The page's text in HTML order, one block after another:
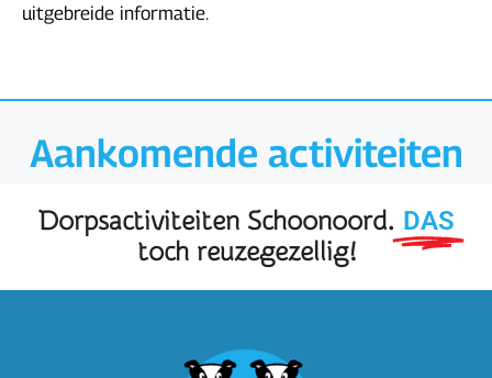
uitgebreide informatie.
Aankomende activiteiten
Dorpsactiviteiten Schoonoord. DAS
toch reuzegezellig!